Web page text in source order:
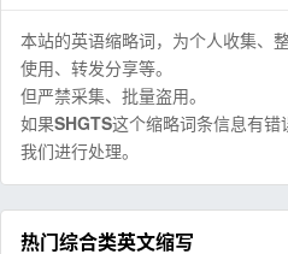
本站的英语缩略词，为个人收集、
使用、转发分享等。
但严禁采集、批量盗用。
如果SHGTS这个缩略词条信息有
我们进行处理。
热门综合类英文缩写